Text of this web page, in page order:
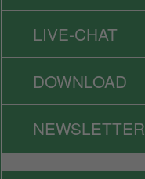
LIVE-CHAT
DOWNLOAD
NEWSLETTER